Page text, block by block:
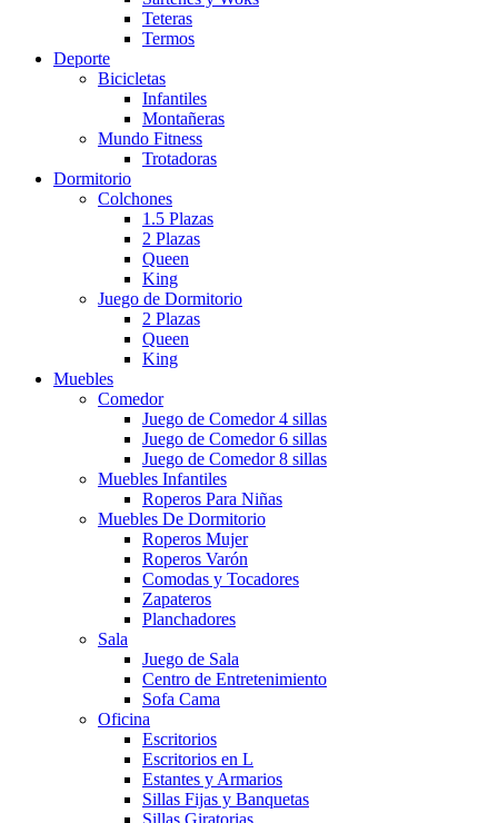
Teteras
Termos
Deporte
Bicicletas
Infantiles
Montañeras
Mundo Fitness
Trotadoras
Dormitorio
Colchones
1.5 Plazas
2 Plazas
Queen
King
Juego de Dormitorio
2 Plazas
Queen
King
Muebles
Comedor
Juego de Comedor 4 sillas
Juego de Comedor 6 sillas
Juego de Comedor 8 sillas
Muebles Infantiles
Roperos Para Niñas
Muebles De Dormitorio
Roperos Mujer
Roperos Varón
Comodas y Tocadores
Zapateros
Planchadores
Sala
Juego de Sala
Centro de Entretenimiento
Sofa Cama
Oficina
Escritorios
Escritorios en L
Estantes y Armarios
Sillas Fijas y Banquetas